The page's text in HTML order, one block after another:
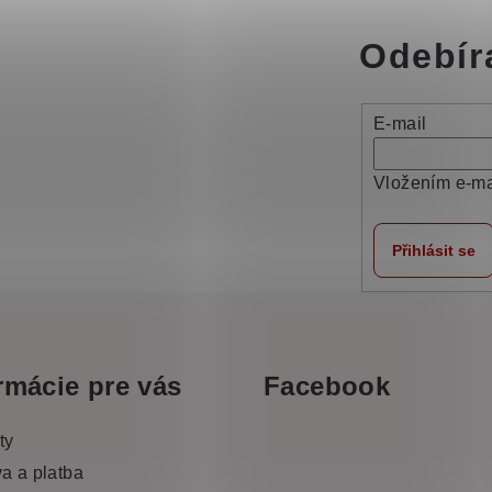
E-mail
Vložením e-
Přihlásit se
pre vás
a platba
Facebook